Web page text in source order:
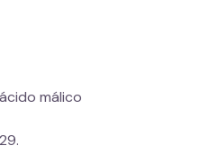
málico